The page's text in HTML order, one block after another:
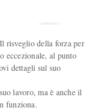
risveglio della forza per
eccezionale, al punto
dettagli sul suo
lavoro, ma è anche il
funziona.